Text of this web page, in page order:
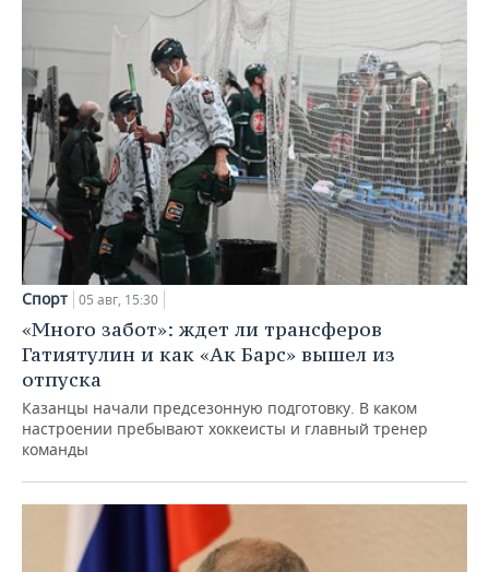
Спорт 05 авг, 15:30
«Много забот»: ждет ли трансферов
Гатиятулин и как «Ак Барс» вышел из
отпуска
Казанцы начали предсезонную подготовку. В каком
настроении пребывают хоккеисты и главный тренер
команды